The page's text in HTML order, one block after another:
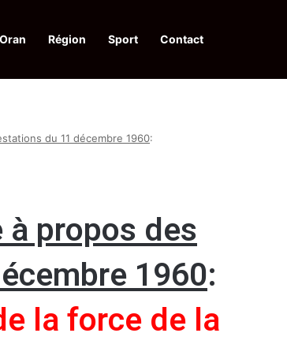
Oran Région Sport Contact
aux dénonciateurs de trafiquants
du 11 décembre 1960:
propos des
1960:
la force de la